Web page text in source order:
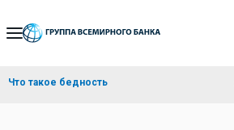
Skip
Navigation
Что такое бедность